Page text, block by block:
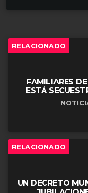
RELACIONADO
FAMILIARES
ESTÁ
RELACIONADO
UN DECRETO